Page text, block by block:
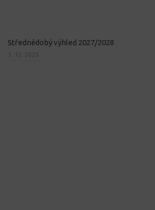
Střednědobý výhled 2027/2028
1. 12. 2025